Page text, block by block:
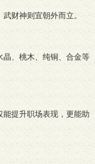
武财神则宜朝外而立。
晶、桃木、纯铜、合金等
能提升职场表现，更能助